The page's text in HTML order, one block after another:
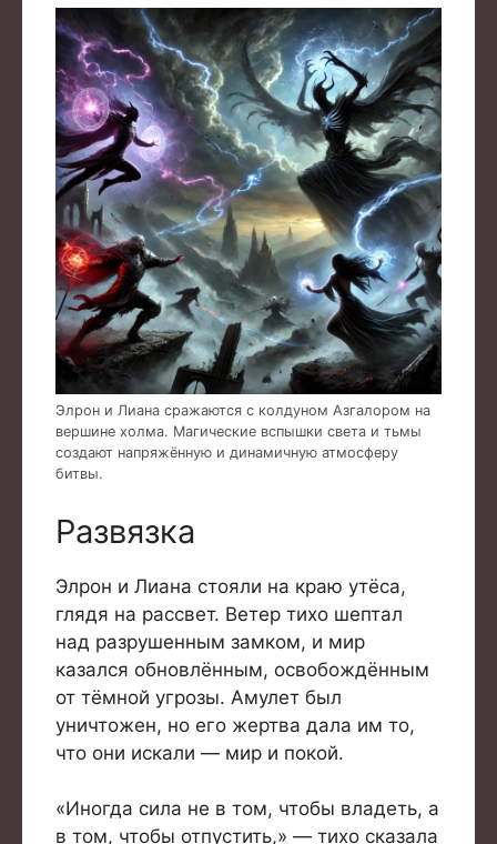
Элрон и Лиана сражаются с колдуном Азгалором на
вершине холма. Магические вспышки света и тьмы
создают напряжённую и динамичную атмосферу
битвы.
Развязка
Элрон и Лиана стояли на краю утёса,
глядя на рассвет. Ветер тихо шептал
над разрушенным замком, и мир
казался обновлённым, освобождённым
от тёмной угрозы. Амулет был
уничтожен, но его жертва дала им то,
что они искали — мир и покой.
«Иногда сила не в том, чтобы владеть, а
в том, чтобы отпустить,» — тихо сказала